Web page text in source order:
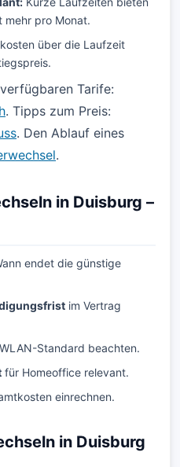
mehr pro Monat.
über die Laufzeit
Tarife:
. Tipps zum Preis:
. Den Ablauf eines
.
in Duisburg –
endet die günstige
im Vertrag
Standard beachten.
für Homeoffice relevant.
einrechnen.
in Duisburg